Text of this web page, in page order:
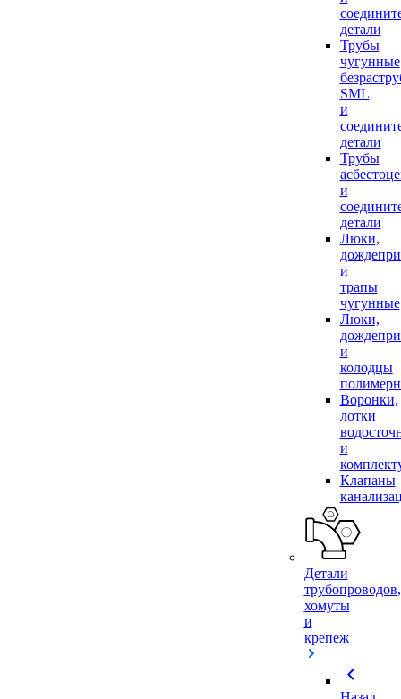
детали
Трубы
чугунные
SML
и
детали
Трубы
и
детали
Люки,
и
трапы
чугунные
Люки,
и
колодцы
Воронки,
лотки
и
Клапаны
Детали
трубопроводов,
хомуты
и
крепеж
chevron_left